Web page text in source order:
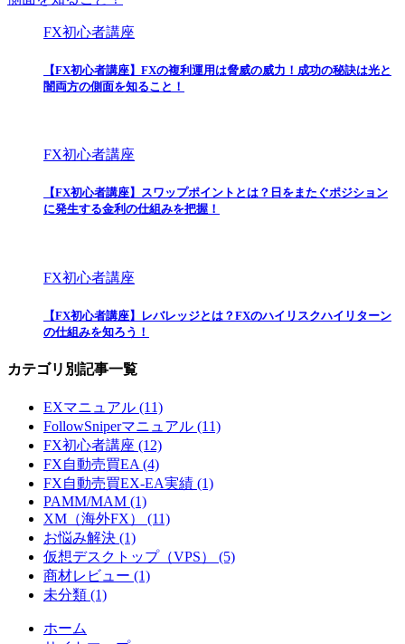
FX初心者講座
【FX初心者講座】FXの複利運用は脅威の威力！成功の秘訣は光と
闇両方の側面を知ること！
FX初心者講座
【FX初心者講座】スワップポイントとは？日をまたぐポジション
に発生する金利の仕組みを把握！
FX初心者講座
【FX初心者講座】レバレッジとは？FXのハイリスクハイリターン
の仕組みを知ろう！
カテゴリ別記事一覧
EXマニュアル (11)
FollowSniperマニュアル (11)
FX初心者講座 (12)
FX自動売買EA (4)
FX自動売買EX-EA実績 (1)
PAMM/MAM (1)
XM（海外FX） (11)
お悩み解決 (1)
仮想デスクトップ（VPS） (5)
商材レビュー (1)
未分類 (1)
ホーム